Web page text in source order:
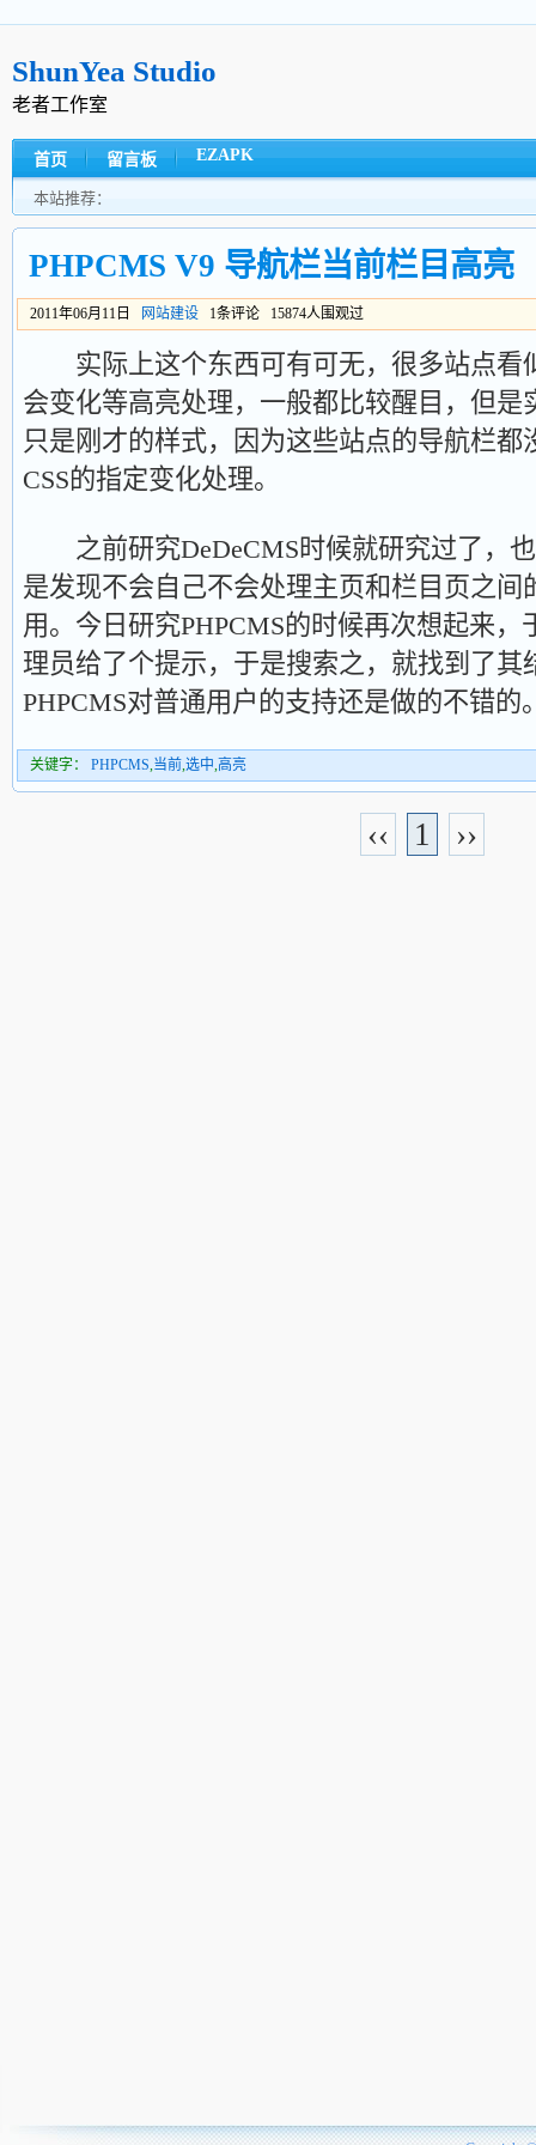
ShunYea Studio
老者工作室
首页 留言板 EZAPK
本站推荐：
PHPCMS V9 导航栏当前栏目高亮
2011年06月11日 网站建设 1条评论 15874人围观过
实际上这个东西可有可无，很多站点看
会变化等高亮处理，一般都比较醒目，但是
只是刚才的样式，因为这些站点的导航栏都
CSS的指定变化处理。
之前研究DeDeCMS时候就研究过了，
是发现不会自己不会处理主页和栏目页之间
用。今日研究PHPCMS的时候再次想起来
理员给了个提示，于是搜索之，就找到了其
PHPCMS对普通用户的支持还是做的不错的
关键字： PHPCMS,当前,选中,高亮
‹‹ 1 ››